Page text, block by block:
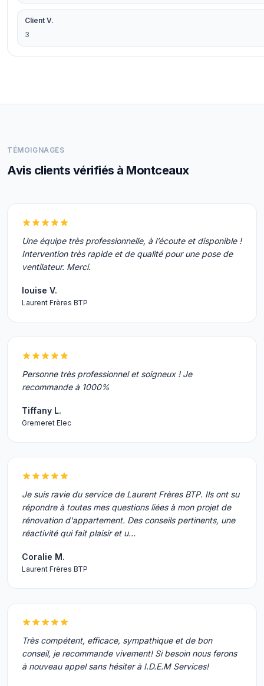
Client V.
3
TÉMOIGNAGES
Avis clients vérifiés à Montceaux
Une équipe très professionnelle, à l’écoute et disponible !
Intervention très rapide et de qualité pour une pose de
ventilateur. Merci.
louise V.
Laurent Frères BTP
Personne très professionnel et soigneux ! Je
recommande à 1000%
Tiffany L.
Gremeret Elec
Je suis ravie du service de Laurent Frères BTP. Ils ont su
répondre à toutes mes questions liées à mon projet de
rénovation d'appartement. Des conseils pertinents, une
réactivité qui fait plaisir et u…
Coralie M.
Laurent Frères BTP
Très compétent, efficace, sympathique et de bon
conseil, je recommande vivement! Si besoin nous ferons
à nouveau appel sans hésiter à I.D.E.M Services!